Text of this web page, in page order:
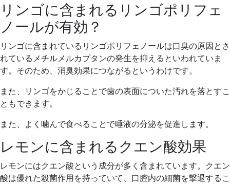
リンゴに含まれるリンゴポリフェ
ノールが有効？
リンゴに含まれているリンゴポリフェノールは口臭の原因とさ
れているメチルメルカプタンの発生を抑えるといわれていま
す。そのため、消臭効果につながるというわけです。
また、リンゴをかじることで歯の表面についた汚れを落とすこ
ともできます。
また、よく噛んで食べることで唾液の分泌を促進します。
レモンに含まれるクエン酸効果
レモンにはクエン酸という成分が多く含まれています。クエン
酸は優れた殺菌作用を持っていて、口腔内の細菌を撃退するこ